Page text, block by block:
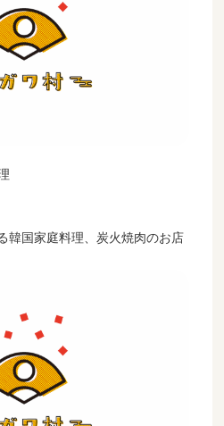
韓国家庭料理、炭火焼肉のお店